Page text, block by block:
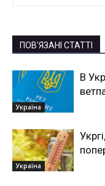
ПОВ'ЯЗАНІ СТАТТІ
Україна
В
Україна